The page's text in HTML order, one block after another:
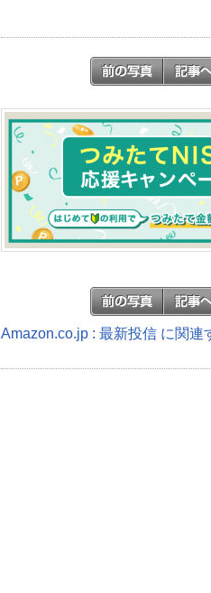
Amazon.co.jp : 最新投信 に関連